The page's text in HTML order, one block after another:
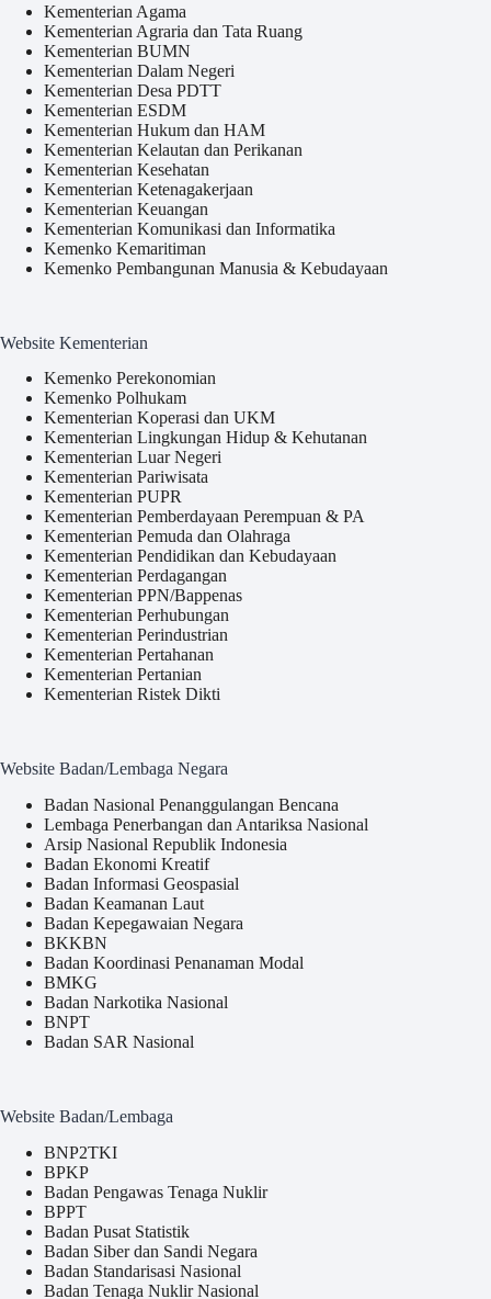
Kementerian Agama
Kementerian Agraria dan Tata Ruang
Kementerian BUMN
Kementerian Dalam Negeri
Kementerian Desa PDTT
Kementerian ESDM
Kementerian Hukum dan HAM
Kementerian Kelautan dan Perikanan
Kementerian Kesehatan
Kementerian Ketenagakerjaan
Kementerian Keuangan
Kementerian Komunikasi dan Informatika
Kemenko Kemaritiman
Kemenko Pembangunan Manusia & Kebudayaan
Website Kementerian
Kemenko Perekonomian
Kemenko Polhukam
Kementerian Koperasi dan UKM
Kementerian Lingkungan Hidup & Kehutanan
Kementerian Luar Negeri
Kementerian Pariwisata
Kementerian PUPR
Kementerian Pemberdayaan Perempuan & PA
Kementerian Pemuda dan Olahraga
Kementerian Pendidikan dan Kebudayaan
Kementerian Perdagangan
Kementerian PPN/Bappenas
Kementerian Perhubungan
Kementerian Perindustrian
Kementerian Pertahanan
Kementerian Pertanian
Kementerian Ristek Dikti
Website Badan/Lembaga Negara
Badan Nasional Penanggulangan Bencana
Lembaga Penerbangan dan Antariksa Nasional
Arsip Nasional Republik Indonesia
Badan Ekonomi Kreatif
Badan Informasi Geospasial
Badan Keamanan Laut
Badan Kepegawaian Negara
BKKBN
Badan Koordinasi Penanaman Modal
BMKG
Badan Narkotika Nasional
BNPT
Badan SAR Nasional
Website Badan/Lembaga
BNP2TKI
BPKP
Badan Pengawas Tenaga Nuklir
BPPT
Badan Pusat Statistik
Badan Siber dan Sandi Negara
Badan Standarisasi Nasional
Badan Tenaga Nuklir Nasional